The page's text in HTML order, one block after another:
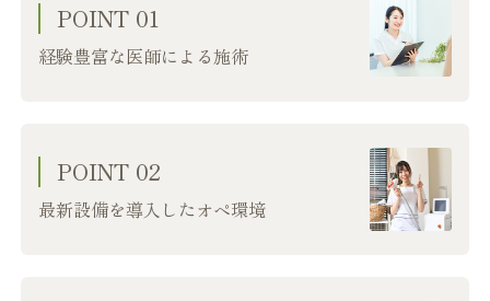
POINT 01
経験豊富な医師による施術
POINT 02
最新設備を導入したオペ環境